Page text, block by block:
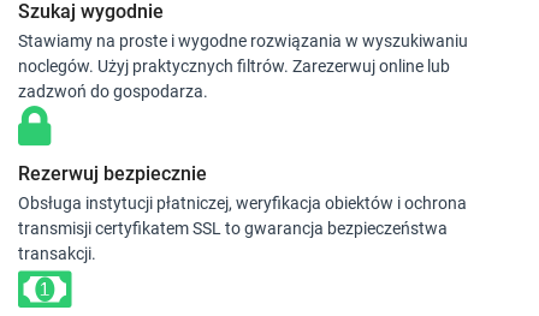
Szukaj wygodnie
Stawiamy na proste i wygodne rozwiązania w wyszukiwaniu
noclegów. Użyj praktycznych filtrów. Zarezerwuj online lub
zadzwoń do gospodarza.
Rezerwuj bezpiecznie
Obsługa instytucji płatniczej, weryfikacja obiektów i ochrona
transmisji certyfikatem SSL to gwarancja bezpieczeństwa
transakcji.